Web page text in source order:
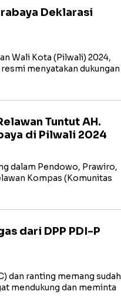
Deklarasi
Wali Kota (Pilwali) 2024,
menyatakan dukungan
Tuntut AH.
di Pilwali 2024
dalam Pendowo, Prawiro,
Kompas (Komunitas
dari DPP PDI-P
dan ranting memang sudah
mendukung dan meminta